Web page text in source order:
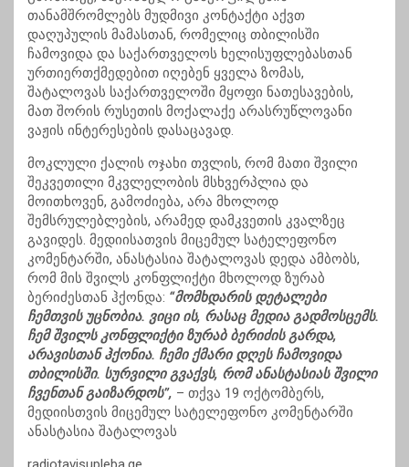
თანამშრომლებს მუდმივი კონტაქტი აქვთ
დაღუპულის მამასთან, რომელიც თბილისში
ჩამოვიდა და საქართველოს ხელისუფლებასთან
ურთიერთქმედებით იღებენ ყველა ზომას,
შატალოვას საქართველოში მყოფი ნათესავების,
მათ შორის რუსეთის მოქალაქე არასრუწლოვანი
ვაჟის ინტერესების დასაცავად.
მოკლული ქალის ოჯახი თვლის, რომ მათი შვილი
შეკვეთილი მკვლელობის მსხვერპლია და
მოითხოვენ, გამოძიება, არა მხოლოდ
შემსრულებლების, არამედ დამკვეთის კვალზეც
გავიდეს. მედიისათვის მიცემულ სატელეფონო
კომენტარში, ანასტასია შატალოვას დედა ამბობს,
რომ მის შვილს კონფლიქტი მხოლოდ ზურაბ
ბერიძესთან ჰქონდა: “მომხდარის დეტალები
ჩემთვის უცნობია. ვიცი ის, რასაც მედია გადმოსცემს.
ჩემ შვილს კონფლიქტი ზურაბ ბერიძის გარდა,
არავისთან ჰქონია. ჩემი ქმარი დღეს ჩამოვიდა
თბილისში. სურვილი გვაქვს, რომ ანასტასიას შვილი
ჩვენთან გაიზარდოს”, – თქვა 19 ოქტომბერს,
მედიისთვის მიცემულ სატელეფონო კომენტარში
ანასტასია შატალოვას